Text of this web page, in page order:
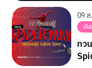
09
บัน
ทว